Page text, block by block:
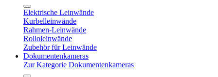
Elektrische Leinwände
Kurbelleinwände
Rahmen-Leinwände
Rolloleinwände
Zubehör für Leinwände
Dokumentenkameras
Zur Kategorie Dokumentenkameras